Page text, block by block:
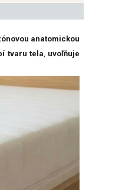
anatomickou
tvaru tela, uvoľňuje